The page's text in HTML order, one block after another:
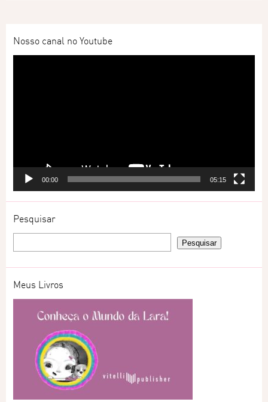
Nosso canal no Youtube
00:00 05:15
Pesquisar
Meus Livros